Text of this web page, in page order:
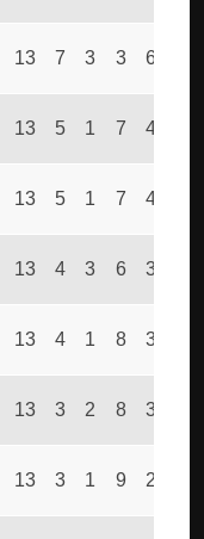
13 7 3 3 64
13 5 1 7 44
13 5 1 7 45
13 4 3 6 30
13 4 1 8 38
13 3 2 8 31
13 3 1 9 21